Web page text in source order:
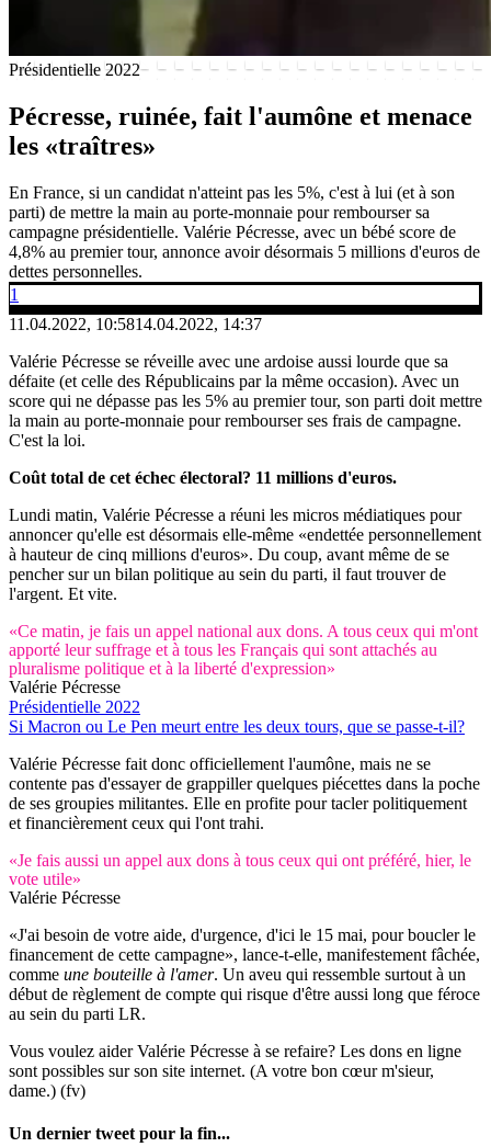
Présidentielle 2022
Pécresse, ruinée, fait l'aumône et menace
les «traîtres»
En France, si un candidat n'atteint pas les 5%, c'est à lui (et à son
parti) de mettre la main au porte-monnaie pour rembourser sa
campagne présidentielle. Valérie Pécresse, avec un bébé score de
4,8% au premier tour, annonce avoir désormais 5 millions d'euros de
dettes personnelles.
1
11.04.2022, 10:5814.04.2022, 14:37
Valérie Pécresse se réveille avec une ardoise aussi lourde que sa
défaite (et celle des Républicains par la même occasion). Avec un
score qui ne dépasse pas les 5% au premier tour, son parti doit mettre
la main au porte-monnaie pour rembourser ses frais de campagne.
C'est la loi.
Coût total de cet échec électoral? 11 millions d'euros.
Lundi matin, Valérie Pécresse a réuni les micros médiatiques pour
annoncer qu'elle est désormais elle-même «endettée personnellement
à hauteur de cinq millions d'euros». Du coup, avant même de se
pencher sur un bilan politique au sein du parti, il faut trouver de
l'argent. Et vite.
«Ce matin, je fais un appel national aux dons. A tous ceux qui m'ont
apporté leur suffrage et à tous les Français qui sont attachés au
pluralisme politique et à la liberté d'expression»
Valérie Pécresse
Présidentielle 2022
Si Macron ou Le Pen meurt entre les deux tours, que se passe-t-il?
Valérie Pécresse fait donc officiellement l'aumône, mais ne se
contente pas d'essayer de grappiller quelques piécettes dans la poche
de ses groupies militantes. Elle en profite pour tacler politiquement
et financièrement ceux qui l'ont trahi.
«Je fais aussi un appel aux dons à tous ceux qui ont préféré, hier, le
vote utile»
Valérie Pécresse
«J'ai besoin de votre aide, d'urgence, d'ici le 15 mai, pour boucler le
financement de cette campagne», lance-t-elle, manifestement fâchée,
comme une bouteille à l'amer. Un aveu qui ressemble surtout à un
début de règlement de compte qui risque d'être aussi long que féroce
au sein du parti LR.
Vous voulez aider Valérie Pécresse à se refaire? Les dons en ligne
sont possibles sur son site internet. (A votre bon cœur m'sieur,
dame.) (fv)
Un dernier tweet pour la fin...